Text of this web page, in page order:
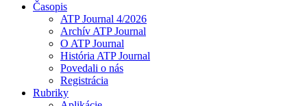
Časopis
ATP Journal 4/2026
Archív ATP Journal
O ATP Journal
História ATP Journal
Povedali o nás
Registrácia
Rubriky